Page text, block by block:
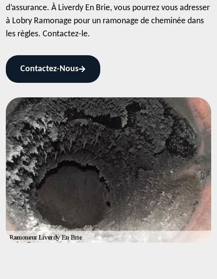
d’assurance. À Liverdy En Brie, vous pourrez vous adresser
à Lobry Ramonage pour un ramonage de cheminée dans
les règles. Contactez-le.
Contactez-Nous